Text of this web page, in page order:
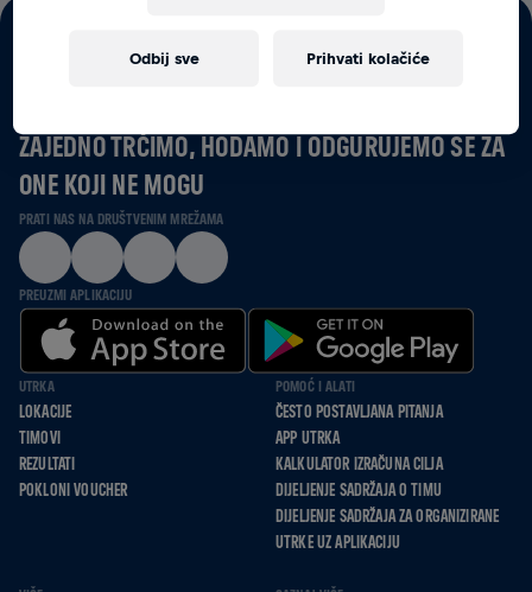
ZAJEDNO TRČIMO, HODAMO I ODGURUJEMO SE ZA
ONE KOJI NE MOGU
PRATI NAS NA DRUŠTVENIM MREŽAMA
PREUZMI APLIKACIJU
UTRKA
LOKACIJE
TIMOVI
REZULTATI
POKLONI VOUCHER
POMOĆ I ALATI
ČESTO POSTAVLJANA PITANJA
APP UTRKA
KALKULATOR IZRAČUNA CILJA
DIJELJENJE SADRŽAJA O TIMU
DIJELJENJE SADRŽAJA ZA ORGANIZIRANE
UTRKE UZ APLIKACIJU
Odbij sve Prihvati kolačiće